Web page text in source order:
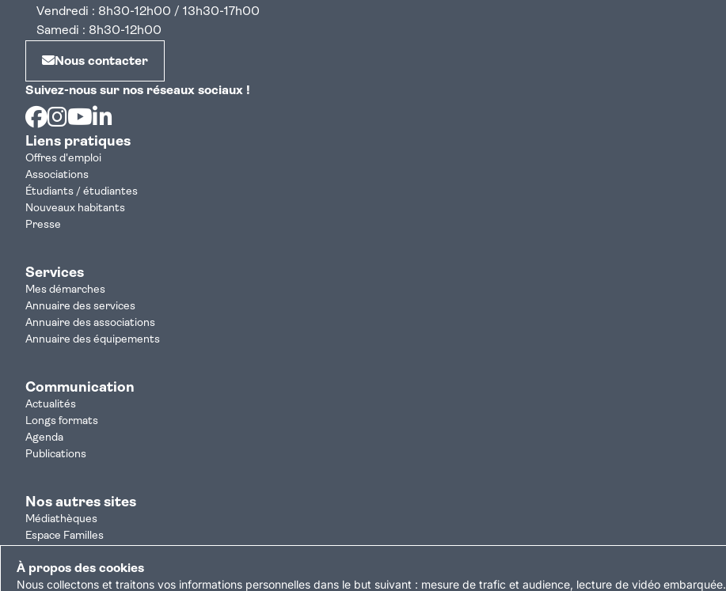
À propos des cookies
Nous collectons et traitons vos informations personnelles dans le but suivant : mesure de trafic et audience, lecture de vidéo embarquée.
Vendredi : 8h30-12h00 / 13h30-17h00
Samedi : 8h30-12h00
Nous contacter
Suivez-nous sur nos réseaux sociaux !
Facebook
Instagram
Youtube
Liens pratiques
Offres d'emploi
Associations
Étudiants / étudiantes
Nouveaux habitants
Presse
Services
Mes démarches
Annuaire des services
Annuaire des associations
Annuaire des équipements
Communication
Actualités
Longs formats
Agenda
Publications
Nos autres sites
Médiathèques
Espace Familles
Autorisation d'urbanisme
Résultats électoraux